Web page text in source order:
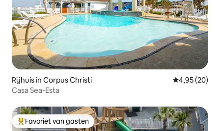
Rijhuis in Corpus Christi Gemiddelde
4,95 (20)
Casa Sea-Esta
Topfavoriet van gasten
Favoriet van gasten